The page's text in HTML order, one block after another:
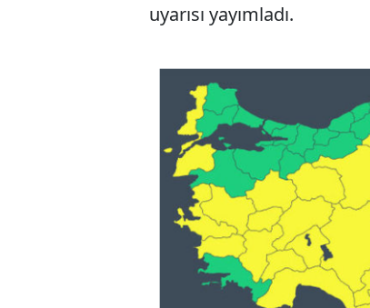
uyarısı yayımladı.